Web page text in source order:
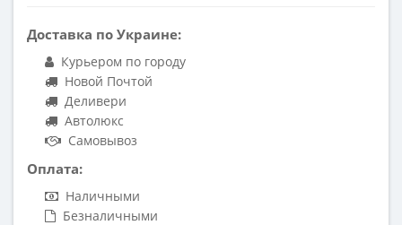
Доставка по Украине:
Курьером по городу
Новой Почтой
Деливери
Автолюкс
Самовывоз
Оплата:
Наличными
Безналичными